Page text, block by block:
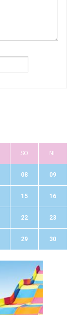
SO NE
08 09
15 16
22 23
29 30